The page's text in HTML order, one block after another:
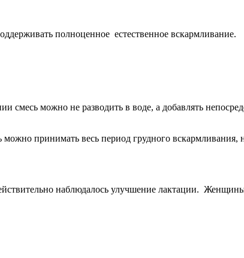
полноценное естественное вскармливание.
можно не разводить в воде, а добавлять
принимать весь период грудного вскармливания,
наблюдалось улучшение лактации.